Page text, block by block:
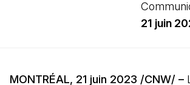
21 juin
MONTRÉAL, 21 juin 2023 /CNW/ –